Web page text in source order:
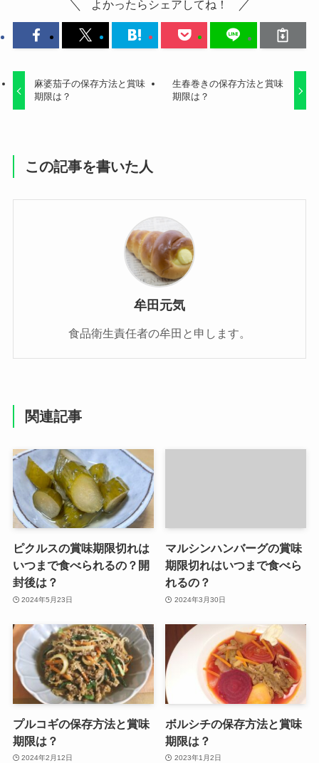
よかったらシェアしてね！
麻婆茄子の保存方法と賞味
期限は？
生春巻きの保存方法と賞味
期限は？
この記事を書いた人
牟田元気
食品衛生責任者の牟田と申します。
関連記事
ピクルスの賞味期限切れは
いつまで食べられるの？開
封後は？
2024年5月23日
マルシンハンバーグの賞味
期限切れはいつまで食べら
れるの？
2024年3月30日
プルコギの保存方法と賞味
期限は？
2024年2月12日
ボルシチの保存方法と賞味
期限は？
2023年1月2日